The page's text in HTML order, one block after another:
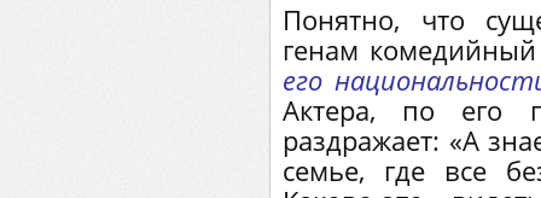
Понятно, что
генам
его
Актера, по его
раздражает: «А
семье, где все